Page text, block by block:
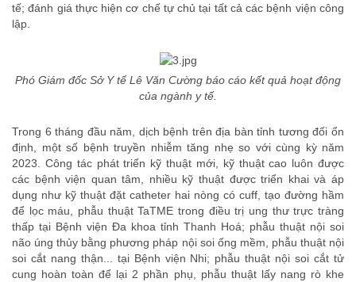
tế; đánh giá thực hiện cơ chế tự chủ tại tất cả các bệnh viện công
lập.
Phó Giám đốc Sở Y tế Lê Văn Cường báo cáo kết quả hoạt động
của ngành y tế.
Trong 6 tháng đầu năm, dịch bệnh trên địa bàn tỉnh tương đối ổn
định, một số bệnh truyền nhiễm tăng nhẹ so với cùng kỳ năm
2023. Công tác phát triển kỹ thuật mới, kỹ thuật cao luôn được
các bệnh viện quan tâm, nhiều kỹ thuật được triển khai và áp
dụng như kỹ thuật đặt catheter hai nòng có cuff, tạo đường hầm
để lọc máu, phẫu thuật TaTME trong điều trị ung thư trực tràng
thấp tại Bệnh viện Đa khoa tỉnh Thanh Hoá; phẫu thuật nội soi
não úng thủy bằng phương pháp nội soi ống mềm, phẫu thuật nội
soi cắt nang thận... tại Bệnh viện Nhi; phẫu thuật nội soi cắt tử
cung hoàn toàn để lại 2 phần phụ, phẫu thuật lấy nang rò khe